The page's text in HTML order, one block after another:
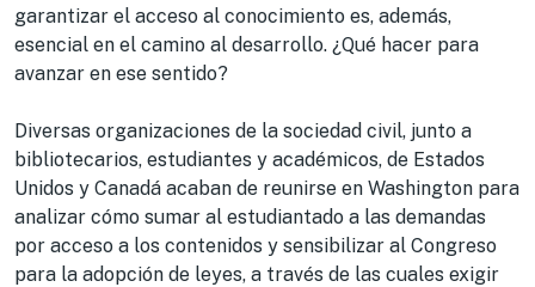
garantizar el acceso al conocimiento es, además,
esencial en el camino al desarrollo. ¿Qué hacer para
avanzar en ese sentido?
Diversas organizaciones de la sociedad civil, junto a
bibliotecarios, estudiantes y académicos, de Estados
Unidos y Canadá acaban de reunirse en Washington para
analizar cómo sumar al estudiantado a las demandas
por acceso a los contenidos y sensibilizar al Congreso
para la adopción de leyes, a través de las cuales exigir